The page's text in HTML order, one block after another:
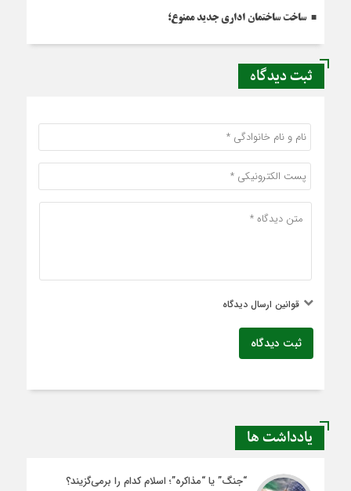
ساخت ساختمان اداری جدید ممنوع؛
ثبت دیدگاه
قوانین ارسال دیدگاه
ثبت دیدگاه
یادداشت ها
“جنگ” یا “مذاکره”؛ اسلام کدام را برمی‌گزیند؟